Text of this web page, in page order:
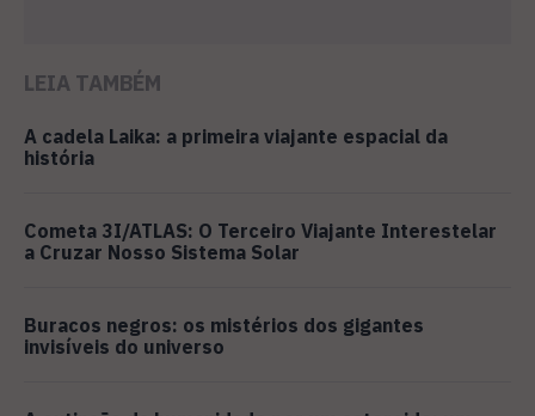
LEIA TAMBÉM
A cadela Laika: a primeira viajante espacial da
história
Cometa 3I/ATLAS: O Terceiro Viajante Interestelar
a Cruzar Nosso Sistema Solar
Buracos negros: os mistérios dos gigantes
invisíveis do universo